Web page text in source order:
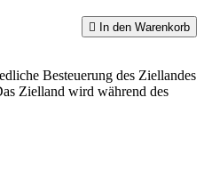
 In den Warenkorb
Besteuerung des Ziellandes
Zielland wird während des